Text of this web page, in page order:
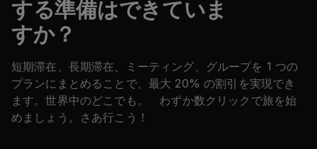
する準備はできていま
すか？
短期滞在、長期滞在、ミーティング、グループを 1 つの
プランにまとめることで、最大 20% の割引を実現でき
ます。世界中のどこでも。 わずか数クリックで旅を始
めましょう。さあ行こう！